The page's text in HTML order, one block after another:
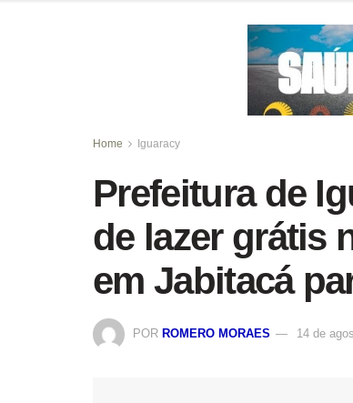
Home Iguaracy
Prefeitura de
de lazer grátis
em Jabitacá
POR ROMERO MORAES 14 de